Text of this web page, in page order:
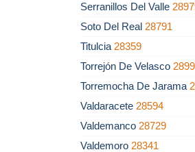
Serranillos Del Valle
Soto Del Real 28791
Titulcia 28359
Torrejón De Velasco
Torremocha De Jarama
Valdaracete 28594
Valdemanco 28729
Valdemoro 28341